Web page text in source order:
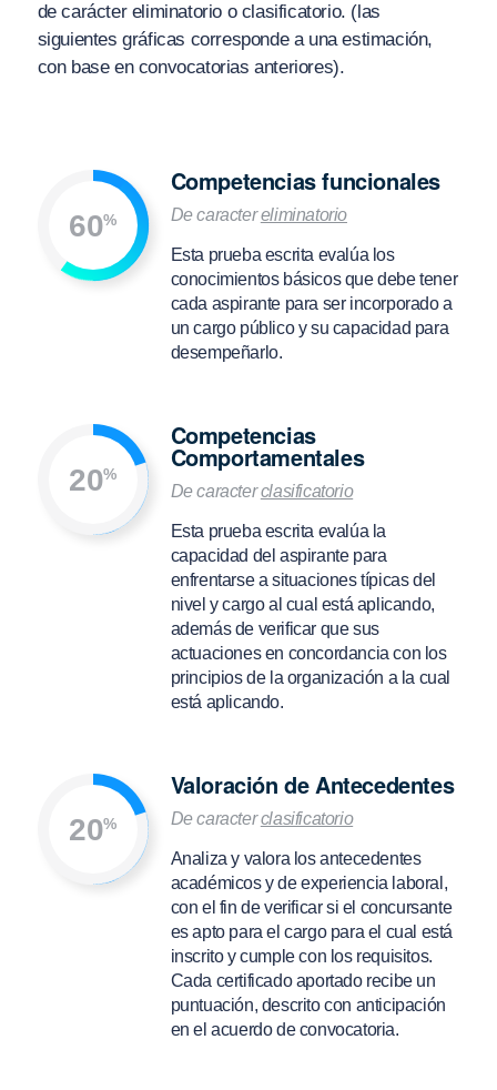
de carácter eliminatorio o clasificatorio. (las
siguientes gráficas corresponde a una estimación,
con base en convocatorias anteriores).
60%
Competencias funcionales
De caractereliminatorio
Esta prueba escrita evalúa los
conocimientos básicos que debe tener
cada aspirante para ser incorporado a
un cargo público y su capacidad para
desempeñarlo.
20%
Competencias
Comportamentales
De caracterclasificatorio
Esta prueba escrita evalúa la
capacidad del aspirante para
enfrentarse a situaciones típicas del
nivel y cargo al cual está aplicando,
además de verificar que sus
actuaciones en concordancia con los
principios de la organización a la cual
está aplicando.
20%
Valoración de Antecedentes
De caracterclasificatorio
Analiza y valora los antecedentes
académicos y de experiencia laboral,
con el fin de verificar si el concursante
es apto para el cargo para el cual está
inscrito y cumple con los requisitos.
Cada certificado aportado recibe un
puntuación, descrito con anticipación
en el acuerdo de convocatoria.